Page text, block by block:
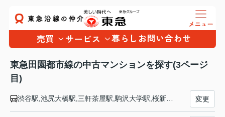
売買 サービス 暮らし お問い合わせ
東急田園都市線の中古マンションを探す(3ページ
目)
変更